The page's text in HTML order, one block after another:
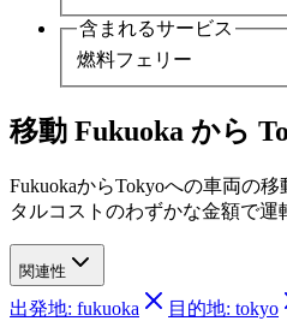
含まれるサービス
燃料フェリー
移動 Fukuoka から
FukuokaからTokyoへの車両の
タルコストのわずかな金額で運
関連性
出発地: fukuoka 目的地: tokyo